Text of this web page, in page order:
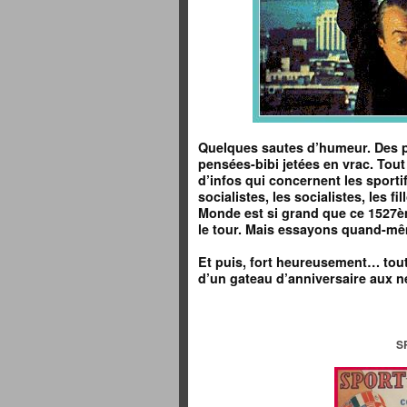
Quelques sautes d’humeur.
pensées-bibi jetées en vrac.
d’infos qui concernent les
socialistes, les socialistes, les
Monde est si grand que ce
le tour. Mais essayons quand-
Et puis, fort heureusement…
d’un gateau d’anniversaire aux